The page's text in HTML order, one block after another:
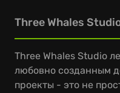
Three Whales
Three Whales Studio
любовно созданным
проекты - это не